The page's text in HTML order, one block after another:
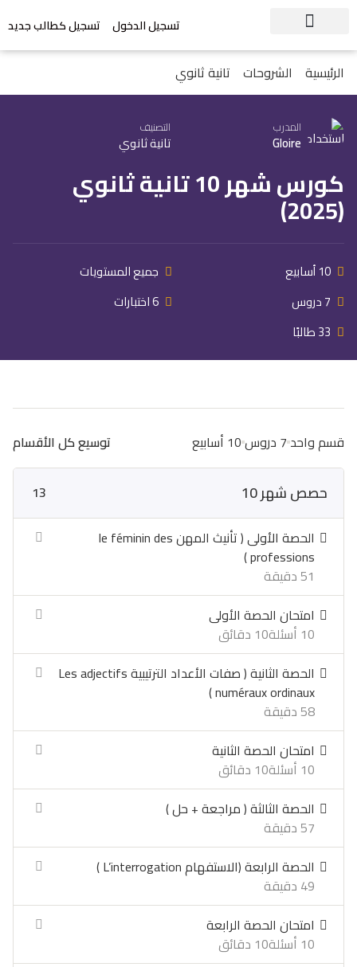
تسجيل الدخول تسجيل كطالب جديد
الرئيسية الشروحات تانية ثانوي
المدرب
Gloire
التصنيف
تانية ثانوي
كورس شهر 10 تانية ثانوي
(2025)
10 أسابيع
جميع المستويات
7 دروس
6 اختبارات
33 طالبًا
قسم واحد 7 دروس 10 أسابيع توسيع كل الأقسام
حصص شهر 10
13
الحصة الأولى ( تأنيث المهن le féminin des
professions )
51 دقيقة
امتحان الحصة الأولى
10 دقائق
10 أسئلة
الحصة الثانية ( صفات الأعداد الترتيبية Les adjectifs
numéraux ordinaux )
58 دقيقة
امتحان الحصة الثانية
10 دقائق
10 أسئلة
الحصة الثالثة ( مراجعة + حل )
57 دقيقة
الحصة الرابعة (الاستفهام L’interrogation )
49 دقيقة
امتحان الحصة الرابعة
10 دقائق
10 أسئلة